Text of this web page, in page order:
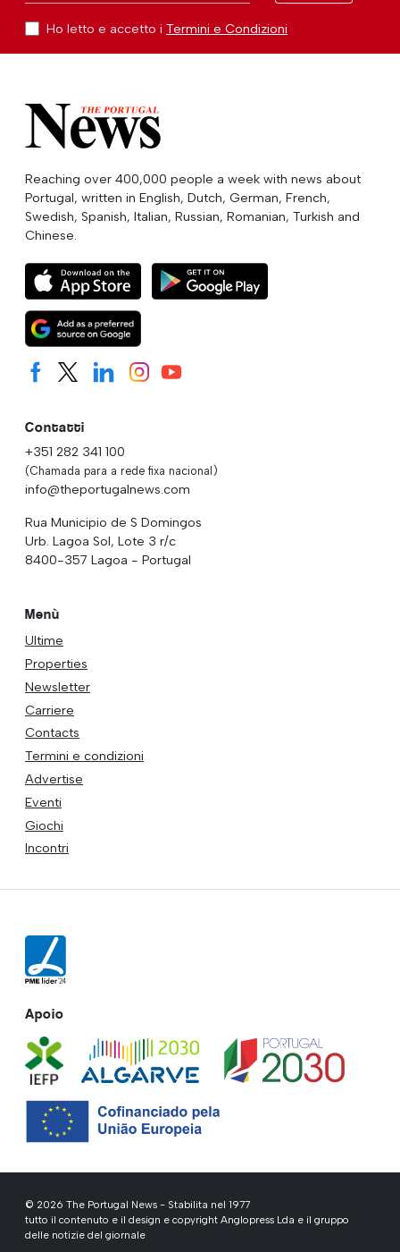
Ho letto e accetto i Termini e Condizioni
Reaching over 400,000 people a week with news about
Portugal, written in English, Dutch, German, French,
Swedish, Spanish, Italian, Russian, Romanian, Turkish and
Chinese.
Contatti
+351 282 341 100
(Chamada para a rede fixa nacional)
info@theportugalnews.com
Rua Municipio de S Domingos
Urb. Lagoa Sol, Lote 3 r/c
8400-357 Lagoa - Portugal
Menù
Ultime
Properties
Newsletter
Carriere
Contacts
Termini e condizioni
Advertise
Eventi
Giochi
Incontri
Apoio
© 2026 The Portugal News - Stabilita nel 1977
tutto il contenuto e il design e copyright Anglopress Lda e il gruppo
delle notizie del giornale